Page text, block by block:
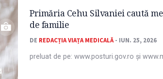
Primăria Cehu Silvaniei caută
de familie
DE REDACȚIA VIAȚA MEDICALĂ- IUN. 25, 2026
preluat de pe: www.posturi.gov.ro și